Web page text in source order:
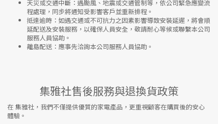
天災或交通中斷 ：遇颱風、地震或交通管制等，依公司緊急應變流
程處理，同步將通知受影響客戶並重新排程。
抵達逾時 ：如遇交通或不可抗力之因素影響導致安裝延遲，將會順
延配送及安裝服務，以確保人員安全，敬請耐心等候或聯繫本公司
服務人員協助。
離島配送 ：應事先洽詢本公司服務人員協助。
集雅社售後服務與退換貨政策
在集雅社 ，我們不僅提供優質的家電產品，更重視顧客在購買後的安心
體驗。